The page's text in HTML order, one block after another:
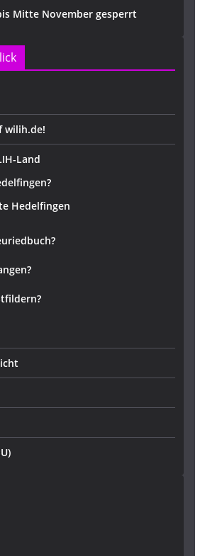
Mitte November gesperrt
wilih.de!
Land
Hedelfingen